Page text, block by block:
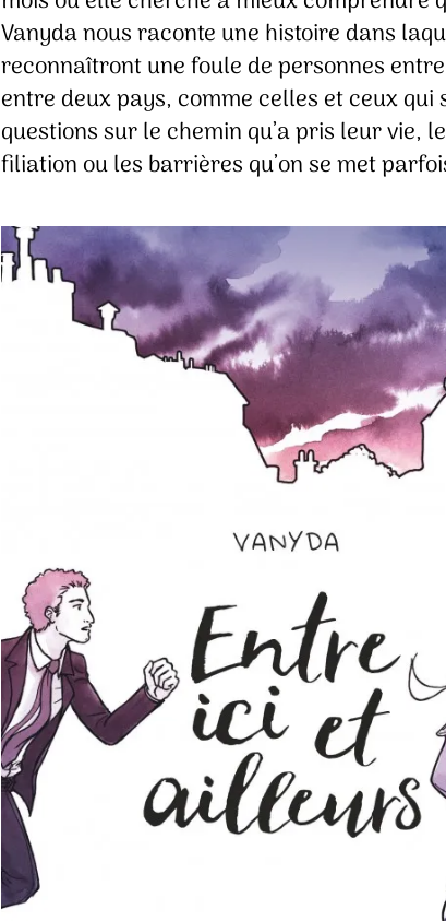
Vanyda nous raconte une histoire dans
reconnaîtront une foule de personnes
entre deux pays, comme celles et ceux qui
questions sur le chemin qu’a pris leur vie,
filiation ou les barrières qu’on se met